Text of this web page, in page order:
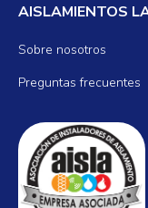
AISLAMIENTOS
Sobre nosotros
Preguntas frecuentes